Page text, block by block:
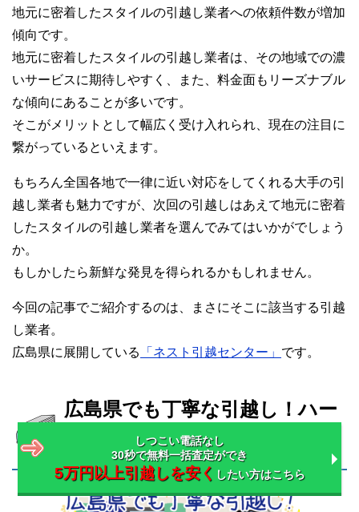
地元に密着したスタイルの引越し業者への依頼件数が増加
傾向です。
地元に密着したスタイルの引越し業者は、その地域での濃
いサービスに期待しやすく、また、料金面もリーズナブル
な傾向にあることが多いです。
そこがメリットとして幅広く受け入れられ、現在の注目に
繋がっているといえます。
もちろん全国各地で一律に近い対応をしてくれる大手の引
越し業者も魅力ですが、次回の引越しはあえて地元に密着
したスタイルの引越し業者を選んでみてはいかがでしょう
か。
もしかしたら新鮮な発見を得られるかもしれません。
今回の記事でご紹介するのは、まさにそこに該当する引越
し業者。
広島県に展開している
「ネスト引越センター」 です。
広島県でも丁寧な引越し！ハー
ト引越センター広島センター
しつこい電話なし
30秒で無料一括査定ができ
5万円以上引越しを安く したい方はこちら